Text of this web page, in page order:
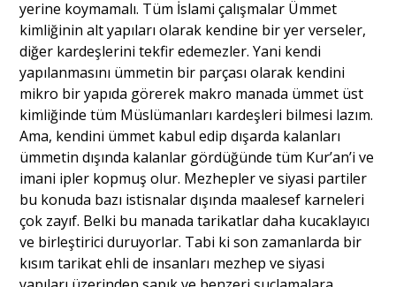
yerine koymamalı. Tüm İslami çalışmalar Ümmet
kimliğinin alt yapıları olarak kendine bir yer verseler,
diğer kardeşlerini tekfir edemezler. Yani kendi
yapılanmasını ümmetin bir parçası olarak kendini
mikro bir yapıda görerek makro manada ümmet üst
kimliğinde tüm Müslümanları kardeşleri bilmesi lazım.
Ama, kendini ümmet kabul edip dışarda kalanları
ümmetin dışında kalanlar gördüğünde tüm Kur’an’i ve
imani ipler kopmuş olur. Mezhepler ve siyasi partiler
bu konuda bazı istisnalar dışında maalesef karneleri
çok zayıf. Belki bu manada tarikatlar daha kucaklayıcı
ve birleştirici duruyorlar. Tabi ki son zamanlarda bir
kısım tarikat ehli de insanları mezhep ve siyasi